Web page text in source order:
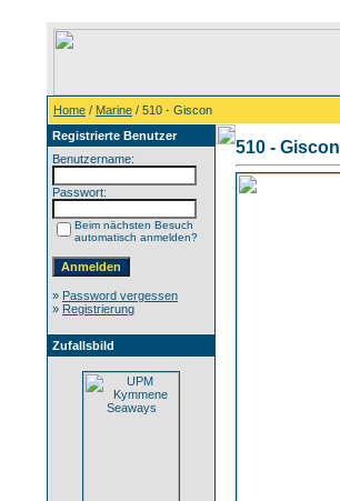
Home / Marine / 510 - Giscon
Registrierte Benutzer
Benutzername:
Passwort:
Beim nächsten Besuch
automatisch anmelden?
» Password vergessen
» Registrierung
Zufallsbild
510 - Giscon